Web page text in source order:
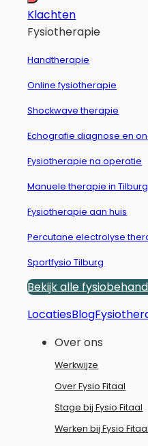
Klachten
Fysiotherapie
Handtherapie
Online fysiotherapie
Shockwave therapie
Echografie diagnose en
Fysiotherapie na operatie
Manuele therapie in Tilburg
Fysiotherapie aan huis
Percutane electrolyse
Sportfysio Tilburg
Bekijk alle
LocatiesBlog
Over ons
Werkwijze
Over Fysio Fitaal
Stage bij Fysio Fitaal
Werken bij Fysio Fitaal